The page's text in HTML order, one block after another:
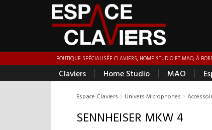
BOUTIQUE SPÉCIALISÉE CLAVIERS, HOME STUDIO ET MAO, À
Claviers | Home Studio | MAO |
Espace Claviers > Univers Microphones >
SENNHEISER MKW 4